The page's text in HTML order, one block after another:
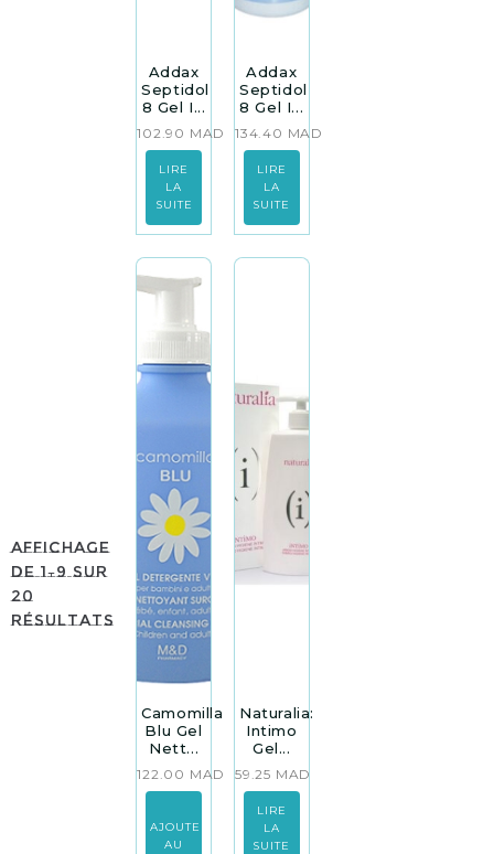
Affichage
de 1–9 sur
20
résultats
Addax
Septidol
8 Gel I...
102.90 MAD
LIRE
LA
SUITE
Addax
Septidol
8 Gel I...
134.40 MAD
LIRE
LA
SUITE
Camomilla
Blu Gel
Nett...
122.00 MAD
AJOUTER
AU
Naturalia:
Intimo
Gel...
59.25 MAD
LIRE
LA
SUITE